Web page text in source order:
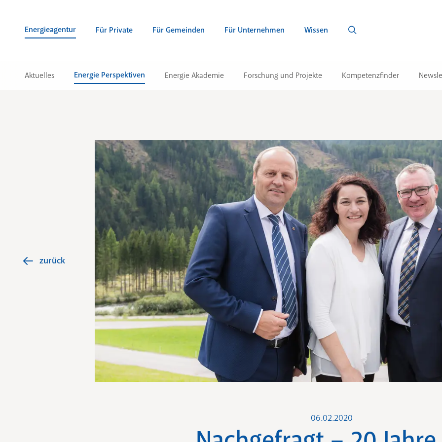
Energieagentur Für Private Für Gemeinden Für Unternehmen Wissen
Aktuelles Energie Perspektiven Energie Akademie Forschung und Projekte Kompetenzfinder
zurück
06.02.2020